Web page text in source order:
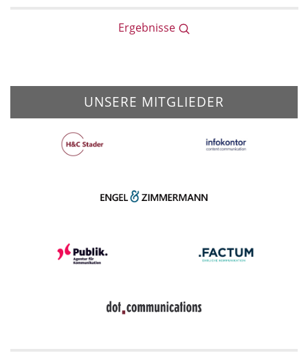
Ergebnisse
UNSERE MITGLIEDER